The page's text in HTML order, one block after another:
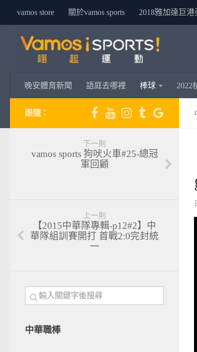
vamos store 關於vamos sports 2018雅加達巨港
晚安體育新聞 語庭去哪裡 棒球 2022
跟隨：
下一則
vamos sports 狗吠火車#25-總冠
軍回顧
上一則
【2015中華隊專輯-p12#2】中
華隊組訓賽開打 首戰2:0完封統
一
中華職棒